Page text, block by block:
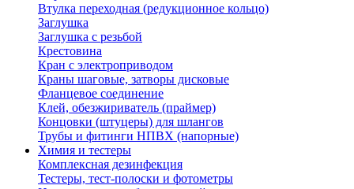
Втулка переходная (редукционное кольцо)
Заглушка
Заглушка с резьбой
Крестовина
Кран с электроприводом
Краны шаговые, затворы дисковые
Фланцевое соединение
Клей, обезжириватель (праймер)
Концовки (штуцеры) для шлангов
Трубы и фитинги НПВХ (напорные)
Химия и тестеры
Комплексная дезинфекция
Тестеры, тест-полоски и фотометры